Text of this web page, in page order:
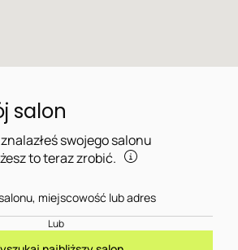
salon
swojego salonu
to teraz zrobić.
Lub